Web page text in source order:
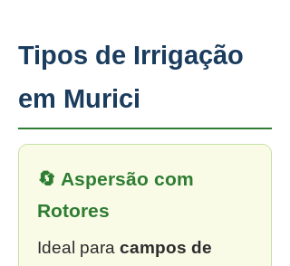
Tipos de Irrigação
em Murici
🔄 Aspersão com
Rotores
Ideal para campos de